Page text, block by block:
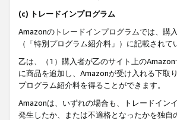
(c) トレードインプログラム
Amazonのトレードインプログラムでは、購
（「特別プログラム紹介料」）に記載され
乙は、（1）購入者が乙のサイト上の
に商品を追加し、Amazonが受け入れる下取
プログラム紹介料を得ることができます。
Amazonは、いずれの場合も、トレードイン
発生したか、または不適格となったかを独自